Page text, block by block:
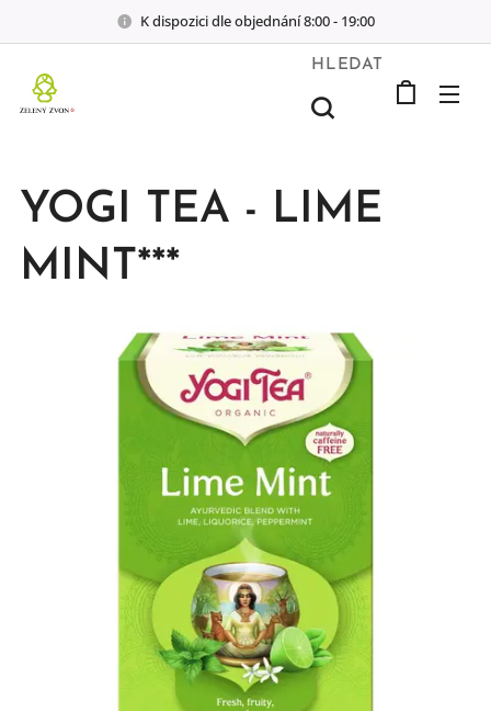
K dispozici dle objednání 8:00 - 19:00
HLEDAT
YOGI TEA - LIME
MINT***